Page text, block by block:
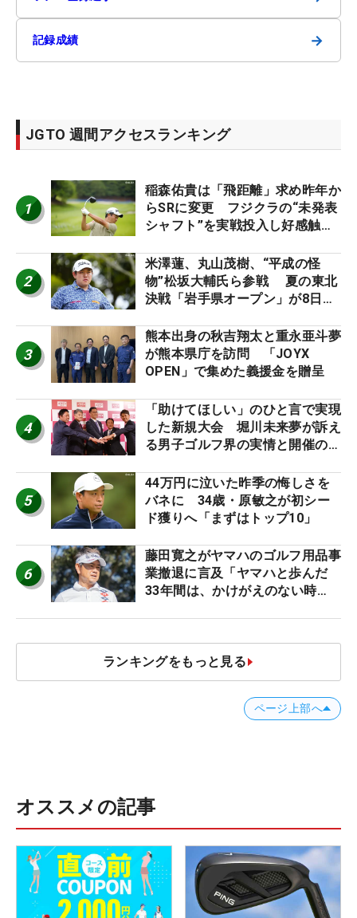
記録成績 →
JGTO 週間アクセスランキング
1
稲森佑貴は「飛距離」求め昨年か
らSRに変更 フジクラの“未発表
シャフト”を実戦投入し好感触
ーのヒトネタ！】
2
米澤蓮、丸山茂樹、“平成の怪
物”松坂大輔氏ら参戦 夏の東北
決戦「岩手県オープン」が8日開
3
熊本出身の秋吉翔太と重永亜斗夢
が熊本県庁を訪問 「JOYX
OPEN」で集めた義援金を贈呈
4
「助けてほしい」のひと言で実現
した新規大会 堀川未来夢が訴え
る男子ゴルフ界の実情と開催の舞
5
44万円に泣いた昨季の悔しさを
バネに 34歳・原敏之が初シー
ド獲りへ「まずはトップ10」
6
藤田寛之がヤマハのゴルフ用品事
業撤退に言及「ヤマハと歩んだ
33年間は、かけがえのない時
ランキングをもっと見る
ページ上部へ
オススメの記事